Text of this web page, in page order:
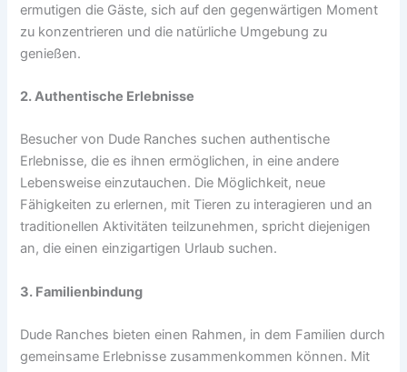
ermutigen die Gäste, sich auf den gegenwärtigen Moment
zu konzentrieren und die natürliche Umgebung zu
genießen.
2. Authentische Erlebnisse
Besucher von Dude Ranches suchen authentische
Erlebnisse, die es ihnen ermöglichen, in eine andere
Lebensweise einzutauchen. Die Möglichkeit, neue
Fähigkeiten zu erlernen, mit Tieren zu interagieren und an
traditionellen Aktivitäten teilzunehmen, spricht diejenigen
an, die einen einzigartigen Urlaub suchen.
3. Familienbindung
Dude Ranches bieten einen Rahmen, in dem Familien durch
gemeinsame Erlebnisse zusammenkommen können. Mit